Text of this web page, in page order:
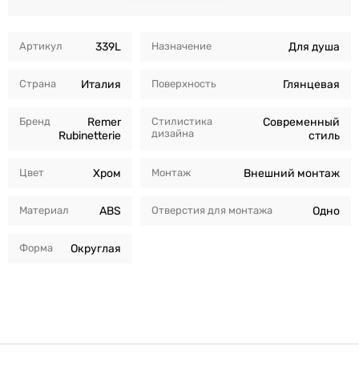
Артикул 339L
Страна Италия
Бренд
Remer
Rubinetterie
Цвет Хром
Материал ABS
Форма Округлая
Назначение Для душа
Поверхность Глянцевая
Стилистика
дизайна
Современный
стиль
Монтаж Внешний монтаж
Отверстия для монтажа Одно